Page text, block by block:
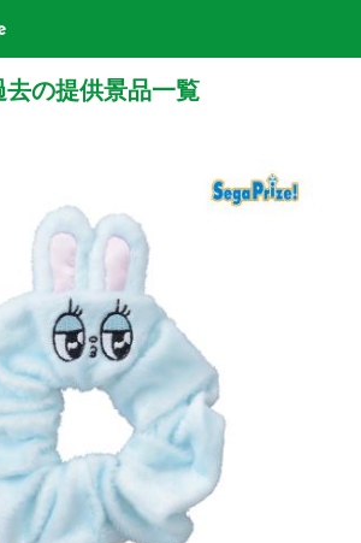
去の提供景品一覧